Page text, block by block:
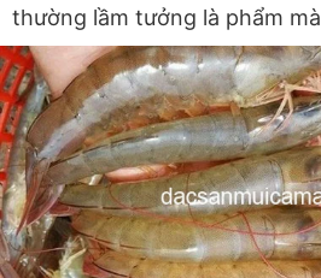
thường lầm tưởng là phẩm